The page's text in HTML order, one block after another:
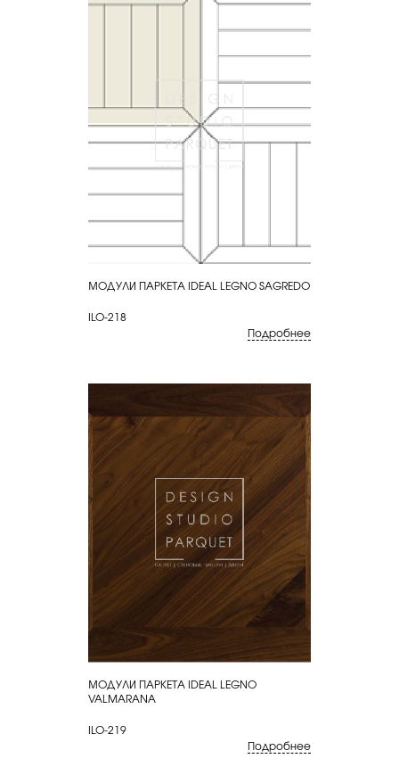
КУПИТЬ
МОДУЛИ ПАРКЕТА IDEAL LEGNO SAGREDO
ILO-218
Подробнее
КУПИТЬ
МОДУЛИ ПАРКЕТА IDEAL LEGNO
VALMARANA
ILO-219
Подробнее